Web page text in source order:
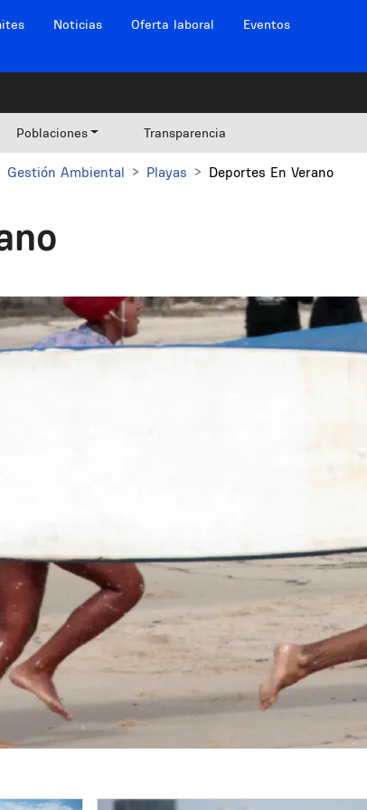
Noticias Oferta laboral Eventos
Poblaciones Transparencia
Gestión Ambiental Playas Deportes En Verano